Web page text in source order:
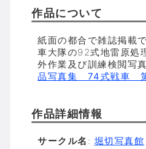
作品について
紙面の都合で雑誌掲載
車大隊の92式地雷原処
外作業及び訓練検閲写
品写真集 74式戦車
作品詳細情報
サークル名 : 堀切写真館